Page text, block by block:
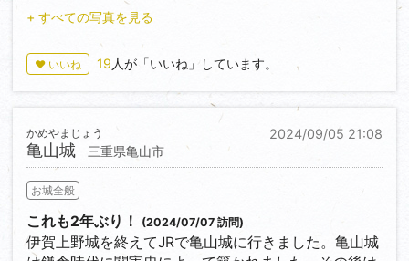
二条城の四ヶ所です。これはなかなかすごいです。ま
た掛川城は日本最古の復元天守を持ち、東海の名城と
呼ばれています。
その他の遺構だとまずレアなのが、銀杏型の石垣です
ね。御殿の近くにちらっと顔を覗かせていますが、当
また十露盤堀や三日月堀などのここでしかみられない
ものです。
他にも太鼓櫓や腰巻き石垣などの見どころの一つで
す。
+ すべての写真を見る
♥ いいね 19 人が「いいね」しています。
2024/09/05 21:08
亀山城
かめやまじょう
三重県亀山市
お城全般
これも2年ぶり！ (2024/07/07 訪問)
伊賀上野城を終えてJRで亀山城に行きました。亀山城